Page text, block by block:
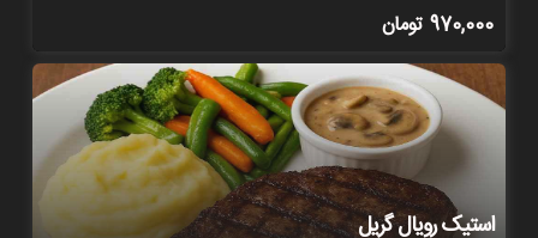
970,000 تومان
استیک رویال گریل